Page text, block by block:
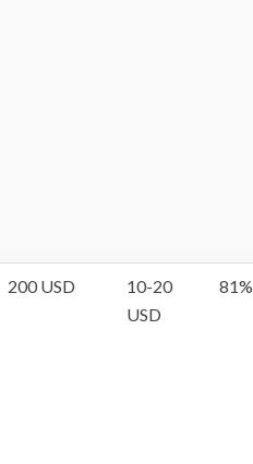
200 USD
10-20
USD
81%